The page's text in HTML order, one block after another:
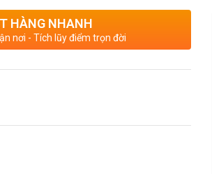
HÀNG NHANH
nơi - Tích lũy điểm trọn đời